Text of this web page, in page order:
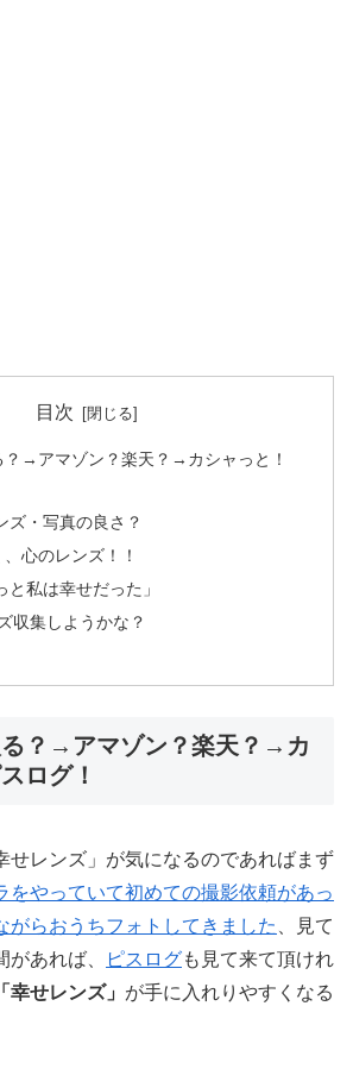
目次
？→アマゾン？楽天？→カシャっと！
ズ・写真の良さ？
心のレンズ！！
と私は幸せだった」
収集しようかな？
る？→アマゾン？楽天？→カ
ログ！
せレンズ」が気になるのであればまず
をやっていて初めての撮影依頼があっ
がらおうちフォトしてきました
、見て
あれば、
ピスログも見て来て頂けれ
「幸せレンズ」 が手に入れりやすくなる